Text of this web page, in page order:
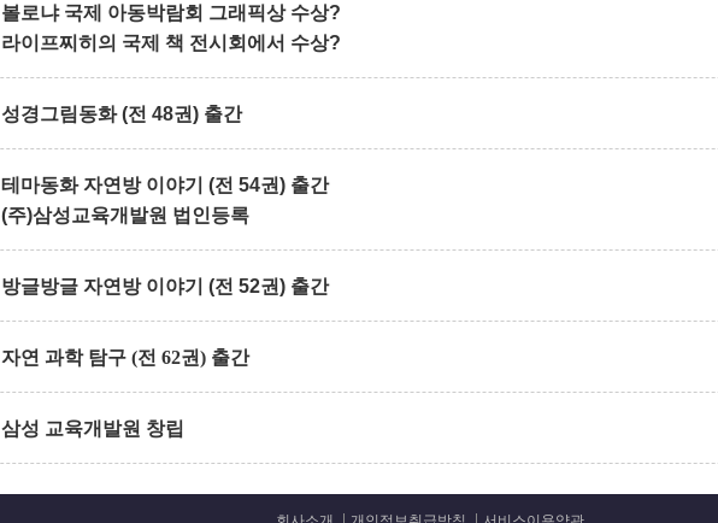
볼로냐 국제 아동박람회 그래픽상 수상?
라이프찌히의 국제 책 전시회에서 수상?
성경그림동화 (전 48권) 출간
테마동화 자연방 이야기 (전 54권) 출간
(주)삼성교육개발원 법인등록
방글방글 자연방 이야기 (전 52권) 출간
자연 과학 탐구 (전 62권) 출간
삼성 교육개발원 창립